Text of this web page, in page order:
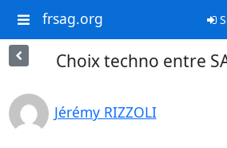
frsag.org
Choix techno entre
Jérémy RIZZOLI